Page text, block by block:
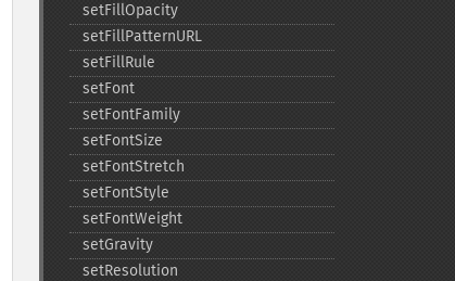
setFillOpacity
setFillPatternURL
setFillRule
setFont
setFontFamily
setFontSize
setFontStretch
setFontStyle
setFontWeight
setGravity
setResolution